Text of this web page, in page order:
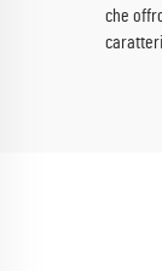
che